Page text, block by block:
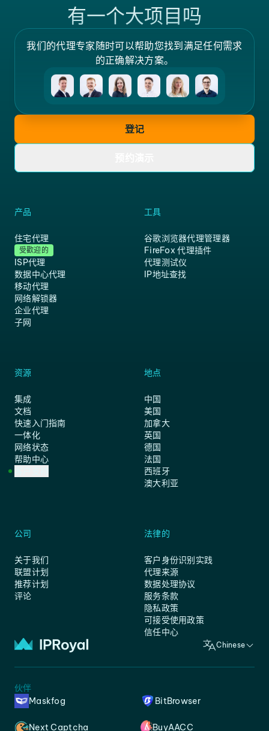
有一个大项目吗
我们的代理专家随时可以帮助您找到满足任何需求
的正确解决方案。
登记
产品
住宅代理
受歡迎的
ISP代理
数据中心代理
移动代理
网络解锁器
企业代理
子网
工具
谷歌浏览器代理管理器
FireFox 代理插件
代理测试仪
IP地址查找
资源
集成
文档
快速入门指南
一体化
网络状态
帮助中心
地点
中国
美国
加拿大
英国
德国
法国
西班牙
澳大利亚
公司
关于我们
联盟计划
推荐计划
评论
法律的
客户身份识别实践
代理来源
数据处理协议
服务条款
隐私政策
可接受使用政策
信任中心
Chinese
伙伴
Maskfog
BitBrowser
Next Captcha BuyAACC